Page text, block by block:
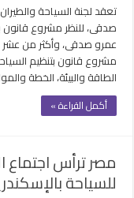
تعقد لجنة السياحة
صدقى، للنظر مشروع قانون
عمرو صدقى، وأكثر من عشر
مشروع قانون بتنظيم
الطاقة والبيئة، الخطة
أكمل القراءة »
للسياحة